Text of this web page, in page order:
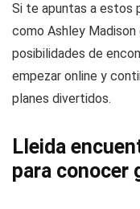
Si te apuntas a estos
como Ashley
posibilidades de
empezar online y
planes divertidos.
Lleida
para conocer